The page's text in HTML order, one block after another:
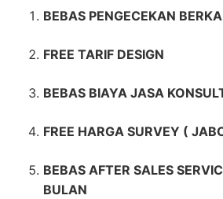
BEBAS PENGECEKAN
FREE TARIF DESIGN
BEBAS BIAYA JASA
FREE HARGA SURVEY (
BEBAS AFTER SALES
BULAN